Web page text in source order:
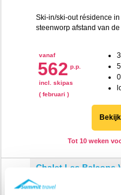
Ski-in/ski-out résidence
steenworp afstand van de
vanaf
562 p.p.
incl. skipas
( februari )
Tot 10 weken
Chalet Les Balcons